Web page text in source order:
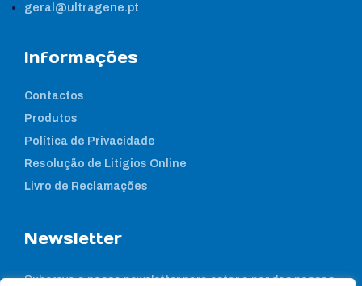
geral@ultragene.pt
Informações
Contactos
Produtos
Política de Privacidade
Resolução de Litígios Online
Livro de Reclamações
Newsletter
Subcreva a nossa newsletter para estar a par das nossas